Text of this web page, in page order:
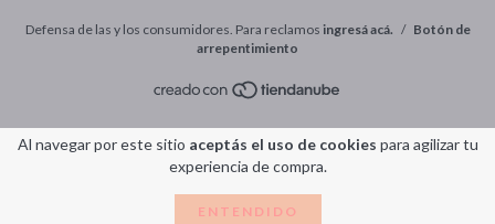
Al navegar por este sitio aceptás el uso de cookies para agilizar tu
experiencia de compra.
ENTENDIDO
Defensa de las y los consumidores. Para reclamos ingresá acá. / Botón de
arrepentimiento